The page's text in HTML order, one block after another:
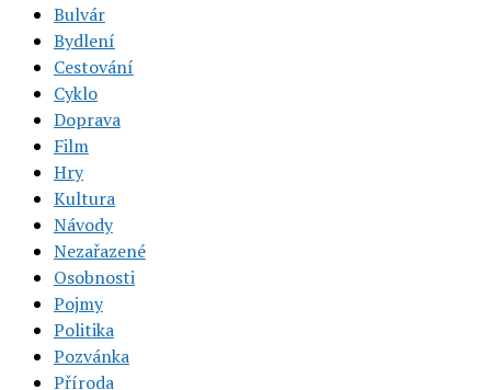
Bulvár
Bydlení
Cestování
Cyklo
Doprava
Film
Hry
Kultura
Návody
Nezařazené
Osobnosti
Pojmy
Politika
Pozvánka
Příroda